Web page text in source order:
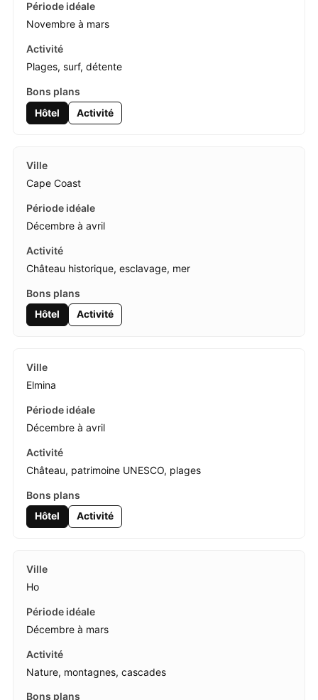
Novembre à mars
Plages, surf, détente
Hôtel Activité
Cape Coast
Décembre à avril
Château historique, esclavage, mer
Hôtel Activité
Elmina
Décembre à avril
Château, patrimoine UNESCO, plages
Hôtel Activité
Ho
Décembre à mars
Nature, montagnes, cascades